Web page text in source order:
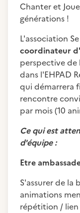
Chanter et
générations !
L'association
coordinateur
perspective
dans l'EHPAD
qui démarrera
rencontre
par mois (10
Ce qui est
d'équipe :
Etre
S'assurer de la
animations
répétition / lien